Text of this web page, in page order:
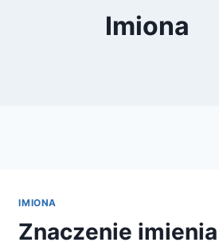
Imiona
IMIONA
Znaczenie imienia